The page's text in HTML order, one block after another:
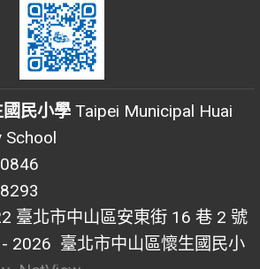
民小學 Taipei Municipal Huai
School
臺北市中山區安東街 16 巷 2 號
2026 臺北市中山區懷生國民小